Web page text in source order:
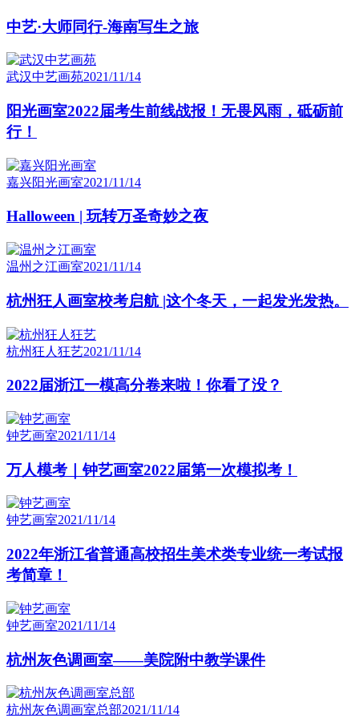
中艺·大师同行-海南写生之旅
武汉中艺画苑2021/11/14
阳光画室2022届考生前线战报！无畏风雨，砥砺前
行！
嘉兴阳光画室2021/11/14
Halloween | 玩转万圣奇妙之夜
温州之江画室2021/11/14
杭州狂人画室校考启航 |这个冬天，一起发光发热。
杭州狂人狂艺2021/11/14
2022届浙江一模高分卷来啦！你看了没？
钟艺画室2021/11/14
万人模考｜钟艺画室2022届第一次模拟考！
钟艺画室2021/11/14
2022年浙江省普通高校招生美术类专业统一考试报
考简章！
钟艺画室2021/11/14
杭州灰色调画室——美院附中教学课件
杭州灰色调画室总部2021/11/14